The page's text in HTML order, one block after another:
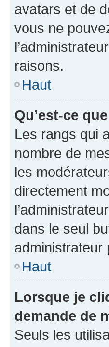
avatars et de
vous ne
raisons.
Haut
Qu’est-ce
Les rangs qui
nombre de
les
directement
dans le seul
administrateur
Haut
Lorsque je
demande de
Seuls les